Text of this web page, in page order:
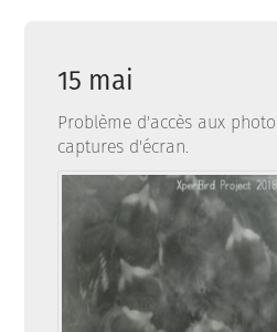
15 mai
Problème d'accès aux
captures d'écran.